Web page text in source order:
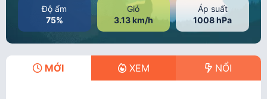
Độ ẩm
75%
Gió
3.13 km/h
Áp suất
1008 hPa
MỚI XEM NỔI